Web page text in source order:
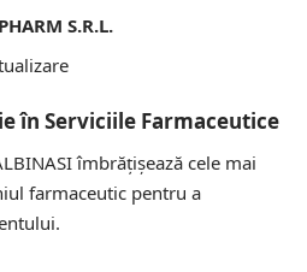
S.R.L.
în Serviciile Farmaceutice
îmbrățișează cele mai
farmaceutic pentru a